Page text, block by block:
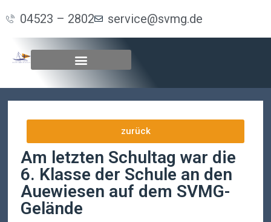
04523 – 2802 service@svmg.de
zurück
Am letzten Schultag war die
6. Klasse der Schule an den
Auewiesen auf dem SVMG-
Gelände